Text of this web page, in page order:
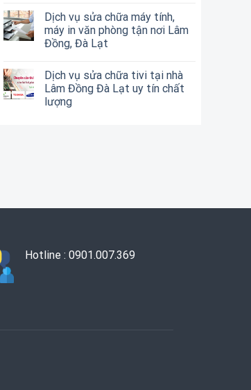
Dịch vụ sửa chữa máy tính,
máy in văn phòng tận nơi Lâm
Đồng, Đà Lạt
Dịch vụ sửa chữa tivi tại nhà
Lâm Đồng Đà Lạt uy tín chất
lượng
Hotline : 0901.007.369